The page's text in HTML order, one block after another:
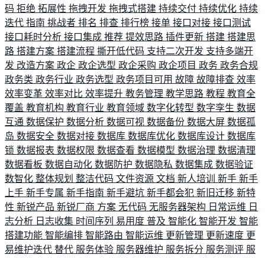
码 拒绝 拓展性 拖拽开发 拖拽式搭建 持续交付 持续优化 持续
迭代 指南 挑战者 排名 排查 排行榜 接单 接口对接 接口测试
接口耗时分析 接口集成 推荐 提效思路 插件更新 搭建 搭建思
路 搭建方案 搭建流程 撕开低代码 支持二次开发 支持多端开
发 改造方案 政企 政企选型 政企采购 政企项目 政务 政务合规
政务类 政务行业 政务选型 政务项目可用 故障 故障排查 效率
效率变革 效率对比 效率提升 教务管理 教学思路 教程 教育全
覆盖 教育机构 教育行业 教育领域 数字化转型 数字孪生 数据
互通 数据保护 数据分析 数据可视 数据备份 数据大屏 数据孤
岛 数据安全 数据对接 数据库 数据库优化 数据库设计 数据库
锁 数据报表 数据权限 数据查看 数据模型 数据治理 数据清理
数据看板 数据自动化 数据防护 数据隐私 数据集成 数据验证
数智化 整体规划 整洁代码 文件资源 文档 新人培训 新手 新手
上手 新手专属 新手指南 新手避坑 新手都会犯 新旧迁移 新特
性 新锐产品 新锐厂商 方案 无代码 无服务器架构 日常运维 日
志分析 日志收集 时间序列 易用度 普及 智能化 智能开发 智能
搭建功能 智能编排 智能路由 智能运维 更新管理 更新速度 更
易维护迭代 替代 服务体验 服务器维护 服务拆分 服务测评 服